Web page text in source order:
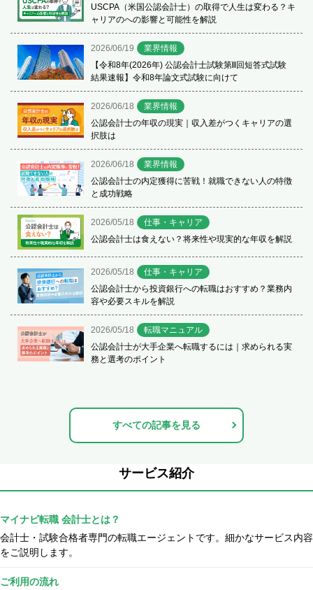
USCPA（米国公認会計士）の取得で人生は変わる？キ
ャリアのへの影響と可能性を解説
2026/06/19
業界情報
【令和8年(2026年) 公認会計士試験第Ⅱ回短答式試験
結果速報】令和8年論文式試験に向けて
2026/06/18
業界情報
公認会計士の年収の現実｜収入差がつくキャリアの選
択肢は
2026/06/18
業界情報
公認会計士の内定獲得に苦戦！就職できない人の特徴
と成功戦略
2026/05/18
仕事・キャリア
公認会計士は食えない？将来性や現実的な年収を解説
2026/05/18
仕事・キャリア
公認会計士から投資銀行への転職はおすすめ？業務内
容や必要スキルを解説
2026/05/18
転職マニュアル
公認会計士が大手企業へ転職するには｜求められる実
務と選考のポイント
すべての記事を見る
サービス紹介
マイナビ転職 会計士とは？
会計士・試験合格者専門の転職エージェントです。細かなサービス内容
をご説明します。
ご利用の流れ